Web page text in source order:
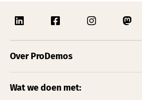
Over ProDemos
Wat we doen met: